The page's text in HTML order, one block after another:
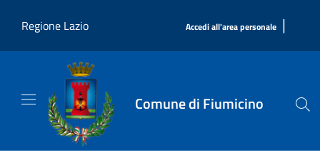
Regione Lazio
Accedi all'area personale |
Comune di Fiumicino